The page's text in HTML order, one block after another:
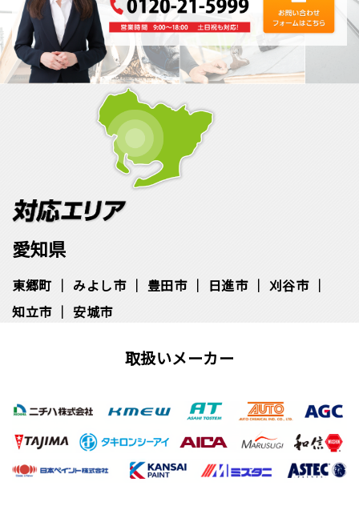
愛知県
東郷町 みよし市 豊田市 日進市
刈谷市
知立市
安城市
取扱いメーカー